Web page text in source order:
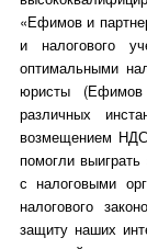
«Ефимов и
и налогового
оптимальными
юристы (Ефимов
различных
возмещением
помогли
с налоговыми
налогового
защиту наших